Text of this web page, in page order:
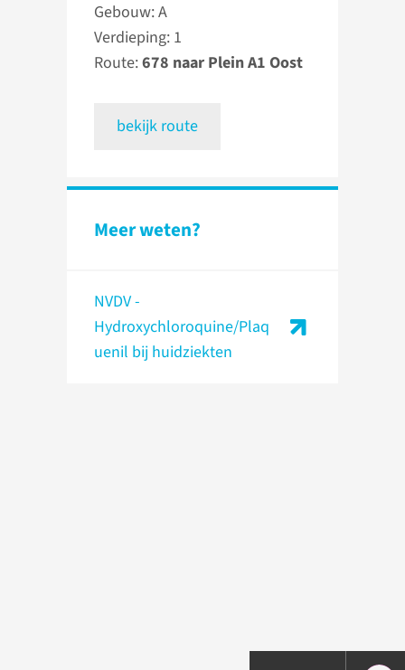
Gebouw: A
Verdieping: 1
Route:678 naar Plein A1 Oost
bekijk route
Meer weten?
NVDV -
Hydroxychloroquine/Plaq
uenil bij huidziekten